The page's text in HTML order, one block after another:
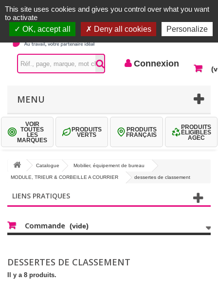
Contactez-nous
Connexion
MENU
VOIR
TOUTES
LES
MARQUES
PRODUITS
VERTS
PRODUITS
FRANÇAIS
PRODUITS
ÉLIGIBLES
AGEC
Catalogue Mobilier, équipement de bureau
MODULE, TRIEUR & CORBEILLE A COURRIER dessertes de classement
LIENS PRATIQUES
Commande (vide)
DESSERTES DE CLASSEMENT
Il y a 8 produits.
This site uses cookies and gives you control over what you want
to activate
OK, accept all
Deny all cookies Personalize